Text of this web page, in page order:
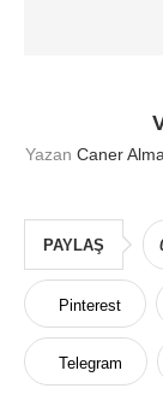
Yazan Caner
PAYLAŞ
Pinterest
Telegram